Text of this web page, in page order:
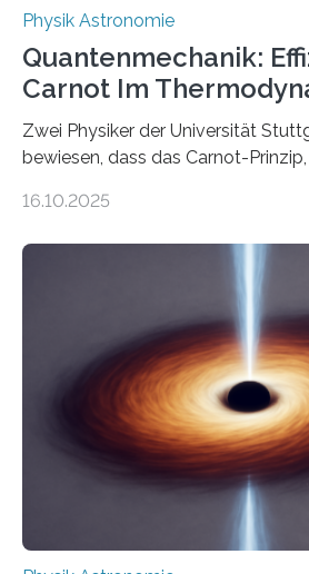
Physik Astronomie
Quantenmechanik:
Carnot Im
Zwei Physiker der Universität
bewiesen, dass das Carnot-
Größenordnung von Atomen gilt,
Quantenmotoren voranbringen.
Wissenschaftsjournal Science
die Herleitung. (DOI: 10.1126/
Verbrennungsmotoren oder
Wärmekraftmaschinen: Sie
Energie in mechanische
ausgedrückt, Wärme in Bewegung.
quantenmechanischen
16.10.2025